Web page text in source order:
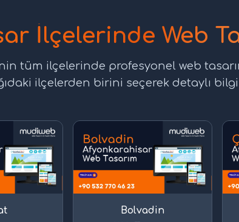
İlçelerinde Web
tüm ilçelerinde profesyonel web
ilçelerden birini seçerek detaylı
Bolvadin